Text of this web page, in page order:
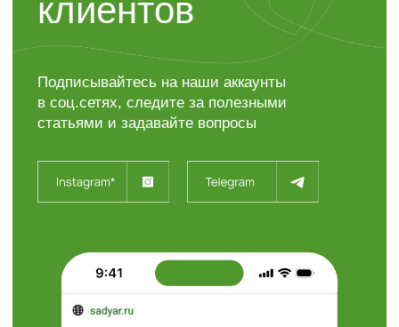
“ЯР”Садовый центр
Белгородский район,
с. Таврово (Мкр. Таврово-1),
Пн-Вс 08:00 - 18:00